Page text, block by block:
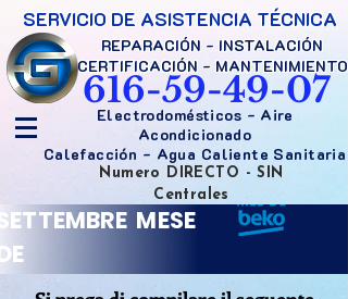
SERVICIO DE ASISTENCIA TÉCNICA
616-59-49-07
REPARACIÓN - INSTALACIÓN
CERTIFICACIÓN - MANTENIMIENTO
Electrodomésticos - Aire
Acondicionado
Calefacción - Agua Caliente Sanitaria
MESE
Numero DIRECTO - SIN
Centrales